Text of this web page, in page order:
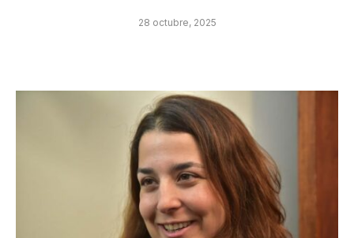
28 octubre, 2025